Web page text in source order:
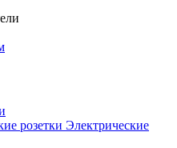
Электрические